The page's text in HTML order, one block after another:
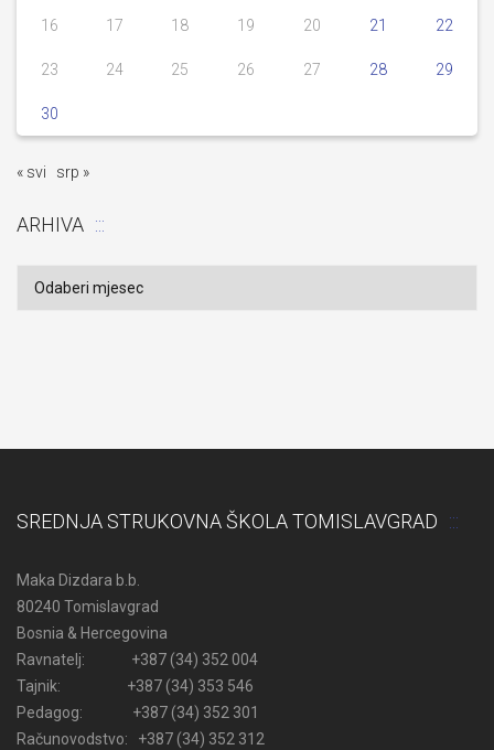
16 17 18 19 20 21 22
23 24 25 26 27 28 29
30
« svi srp »
ARHIVA
Arhiva
SREDNJA STRUKOVNA ŠKOLA TOMISLAVGRAD
Maka Dizdara b.b.
80240 Tomislavgrad
Bosnia & Hercegovina
Ravnatelj: +387 (34) 352 004
Tajnik: +387 (34) 353 546
Pedagog: +387 (34) 352 301
Računovodstvo: +387 (34) 352 312